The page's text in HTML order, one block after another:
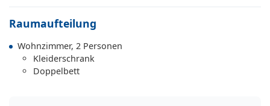
Raumaufteilung
Wohnzimmer, 2 Personen
Kleiderschrank
Doppelbett